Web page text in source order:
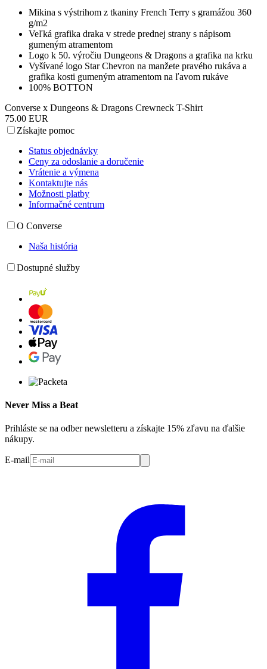
Mikina s výstrihom z tkaniny French Terry s gramážou 360
g/m2
Veľká grafika draka v strede prednej strany s nápisom
gumeným atramentom
Logo k 50. výročiu Dungeons & Dragons a grafika na krku
Vyšívané logo Star Chevron na manžete pravého rukáva a
grafika kosti gumeným atramentom na ľavom rukáve
100% BOTTON
Converse x Dungeons & Dragons Crewneck T-Shirt
75.00 EUR
Získajte pomoc
Status objednávky
Ceny za odoslanie a doručenie
Vrátenie a výmena
Kontaktujte nás
Možnosti platby
Informačné centrum
O Converse
Naša história
Dostupné služby
Never Miss a Beat
Prihláste se na odber newsletteru a získajte 15% zľavu na ďalšie
nákupy.
E-mail